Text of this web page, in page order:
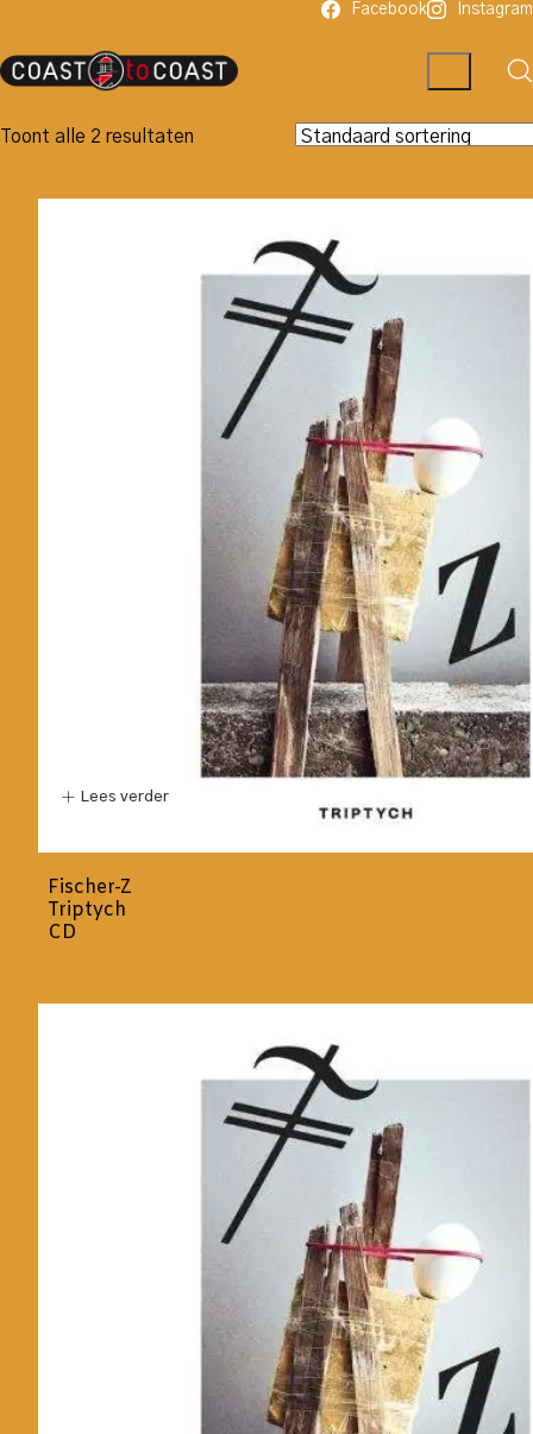
Facebook Instagram
Toont alle 2 resultaten
Lees verder
Fischer-Z
Triptych
CD